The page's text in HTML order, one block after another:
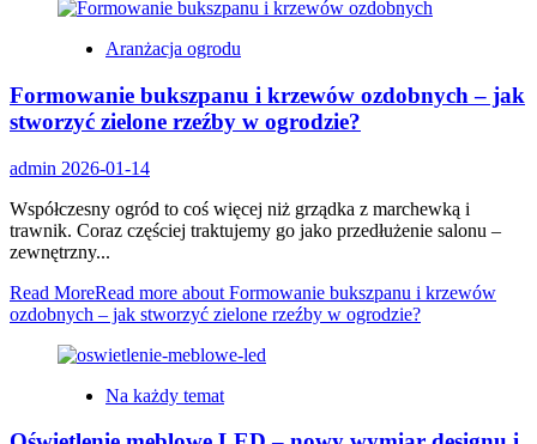
Aranżacja ogrodu
Formowanie bukszpanu i krzewów ozdobnych – jak
stworzyć zielone rzeźby w ogrodzie?
admin 2026-01-14
Współczesny ogród to coś więcej niż grządka z marchewką i
trawnik. Coraz częściej traktujemy go jako przedłużenie salonu –
zewnętrzny...
Read MoreRead more about Formowanie bukszpanu i krzewów
ozdobnych – jak stworzyć zielone rzeźby w ogrodzie?
Na każdy temat